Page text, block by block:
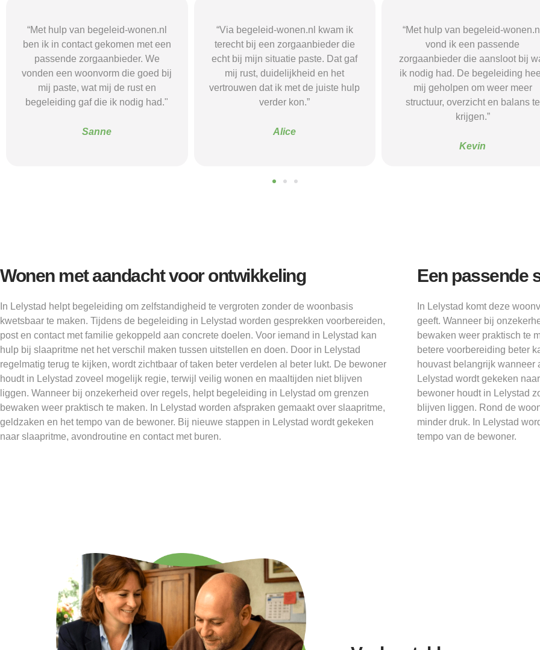
“Via begeleid-wonen.nl kwam ik
terecht bij een zorgaanbieder die
echt bij mijn situatie paste. Dat gaf
mij rust, duidelijkheid en het
vertrouwen dat ik met de juiste hulp
verder kon.”
Alice
“Met hulp van begeleid-wonen.nl
vond ik een passende
zorgaanbieder die aansloot bij wat
ik nodig had. De begeleiding heeft
mij geholpen om weer meer
structuur, overzicht en balans te
“Met hulp van begeleid-wonen.nl
ben ik in contact gekomen met
passende zorgaanbieder. We
vonden een woonvorm die goed
mij paste, wat mij de rust en
begeleiding gaf die ik nodig had."
Wonen met aandacht voor ontwikkeling
In Lelystad helpt begeleiding om zelfstandigheid te vergroten zonder de woonbasis
kwetsbaar te maken. Tijdens de begeleiding in Lelystad worden gesprekken voorbereiden,
post en contact met familie gekoppeld aan concrete doelen. Voor iemand in Lelystad kan
hulp bij slaapritme net het verschil maken tussen uitstellen en doen. Door in Lelystad
regelmatig terug te kijken, wordt zichtbaar of taken beter verdelen al beter lukt. De bewoner
houdt in Lelystad zoveel mogelijk regie, terwijl veilig wonen en maaltijden niet blijven
liggen. Wanneer bij onzekerheid over regels, helpt begeleiding in Lelystad om grenzen
bewaken weer praktisch te maken. In Lelystad worden afspraken gemaakt over slaapritme,
geldzaken en het tempo van de bewoner. Bij nieuwe stappen in Lelystad wordt gekeken
naar slaapritme, avondroutine en contact met buren.
Een passende
In Lelystad komt deze
geeft. Wanneer bij
bewaken weer praktisch te
betere voorbereiding beter
houvast belangrijk wanneer
Lelystad wordt gekeken
bewoner houdt in Lelystad
blijven liggen. Rond de
minder druk. In Lelystad
tempo van de bewoner.